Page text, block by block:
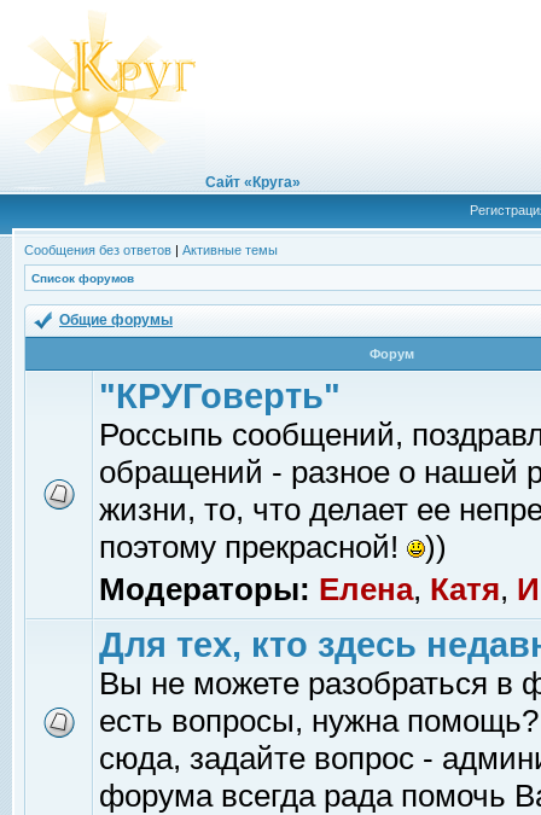
Сайт «Круга»
Сообщения без ответов | Активные темы
Список форумов
Общие форумы
Форум
"КРУГоверть"
Россыпь сообщений,
обращений - разное о нашей
жизни, то, что делает ее
поэтому прекрасной!
))
Модераторы: Елена, Катя,
Для тех, кто здесь
Вы не можете разобраться в
есть вопросы, нужна помощь?
сюда, задайте вопрос -
форума всегда рада помочь